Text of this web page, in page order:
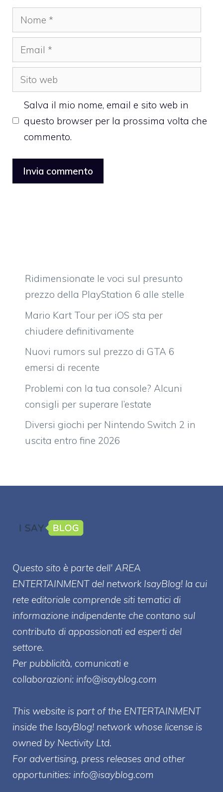
Nome
Email
Sito
web
Salva il mio nome, email e sito web in
questo browser per la prossima volta che
commento.
Ridimensionate le voci sul presunto
prezzo della PlayStation 6 alle stelle
Mario Kart Tour per iOS sta per
chiudere definitivamente
Nuovi rumors sul prezzo di GTA 6
emersi di recente
Problemi con la tua console? Alcuni
consigli per superare l’estate
Diversi giochi per Nintendo Switch 2 in
uscita entro fine 2026
Questo sito è parte dell' AREA
ENTERTAINMENT del network IsayBlog! la cui
rete editoriale comprende siti tematici di
informazione indipendente che contano sul
contributo di appassionati ed esperti del
settore.
Per pubblicità, comunicati e
collaborazioni: info@isayblog.com
This website is part of the ENTERTAINMENT
inside the IsayBlog! network whose license is
owned by Nectivity Ltd.
For advertising, press releases and other
opportunities: info@isayblog.com